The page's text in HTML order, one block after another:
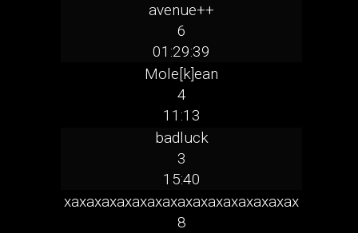
avenue++
6
01:29:39
Mole[k]ean
4
11:13
badluck
3
15:40
xaxaxaxaxaxaxaxaxaxaxaxaxaxaxax
8